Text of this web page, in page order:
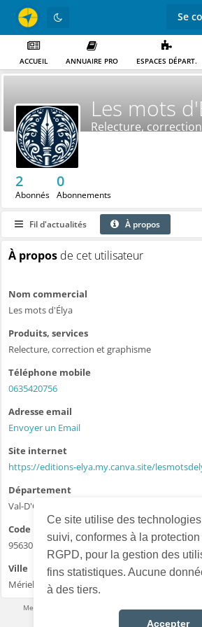
Ce site utilise des
suivi, conformes à la
RGPD, pour la gestion des
fins statistiques. Aucune
à des tiers.
Accepter
Se
ACCUEIL ANNUAIRE PRO ESPACES DÉPART.
Les mots
Relecture,
2
Abonnés
0
Abonnements
Fil d'actualités À propos
À propos de cet utilisateur
Nom commercial
Les mots d'Élya
Produits, services
Relecture, correction et graphisme
Téléphone mobile
0635420756
Adresse email
Envoyer un Email
Site internet
https://editions-elya.my.canva.site/
Département
Val-D'Oise - 95
Code postal
95630
Ville
Mériel
Mentions légales Conditions d’utilisation·